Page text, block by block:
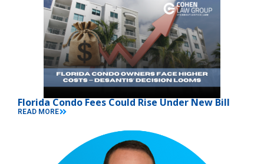
Florida Condo Fees Could Rise Under New Bill
READ MORE